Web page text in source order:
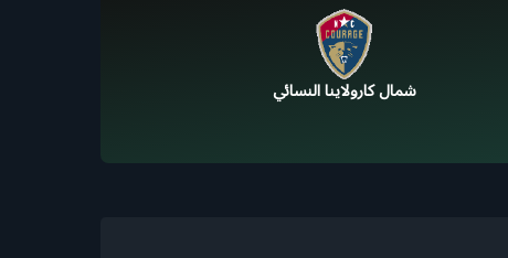
شمال كارولاينا النسائي